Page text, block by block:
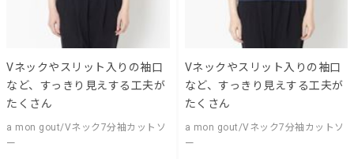
Vネックやスリット入りの袖口
など、すっきり見えする工夫が
たくさん
a mon gout/Vネック7分袖カットソ
ー
Vネックやスリット入りの袖口
など、すっきり見えする工夫が
たくさん
a mon gout/Vネック7分袖カットソ
ー